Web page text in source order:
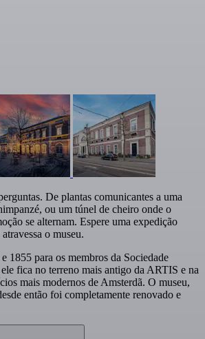
De plantas comunicantes a uma
ou um túnel de cheiro onde o
se alternam. Espere uma expedição
o museu.
1855 para os membros da Sociedade
fica no terreno mais antigo da ARTIS e na
mais modernos de Amsterdã. O museu,
então foi completamente renovado e